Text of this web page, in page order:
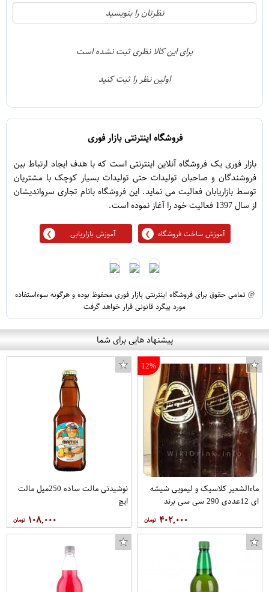
21
1
نظرتان را بنویسید
برای این کالا نظری ثبت نشده است
اولین نظر را ثبت کنید
فروشگاه اینترنتی بازار فوری
بازار فوری یک فروشگاه آنلاین اینترنتی است که با هدف ایجاد ارتباط بین
فروشندگان و صاحبان تولیدات حتی تولیدات بسیار کوچک با مشتریان
توسط بازاریابان فعالیت می نماید. این فروشگاه بانام تجاری سرواندیشان
از سال 1397 فعالیت خود را آغاز نموده است.
آموزش ساخت فروشگاه آموزش بازاریابی
@ تمامی حقوق برای فروشگاه اینترنتی بازار فوری محفوظ بوده و هرگونه سوءاستفاده
مورد پیگرد قانونی قرار خواهد گرفت
پیشنهاد هایی برای شما
12%
ماءالشعیر کلاسیک و لیمویی شیشه
ای 12عددی 290 سی سی برند
۴۰۲,۰۰۰
نوشیدنی مالت ساده 250میل مالت
ایچ
۱۰۸,۰۰۰